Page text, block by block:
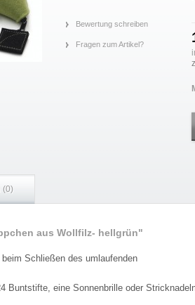
Bewertung schreiben
Fragen zum Artikel?
(0)
aus Wollfilz- hellgrün"
Schließen des umlaufenden
Buntstifte, eine Sonnenbrille oder